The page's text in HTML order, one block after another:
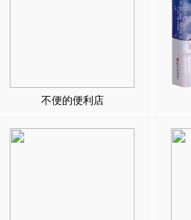
不便的便利店